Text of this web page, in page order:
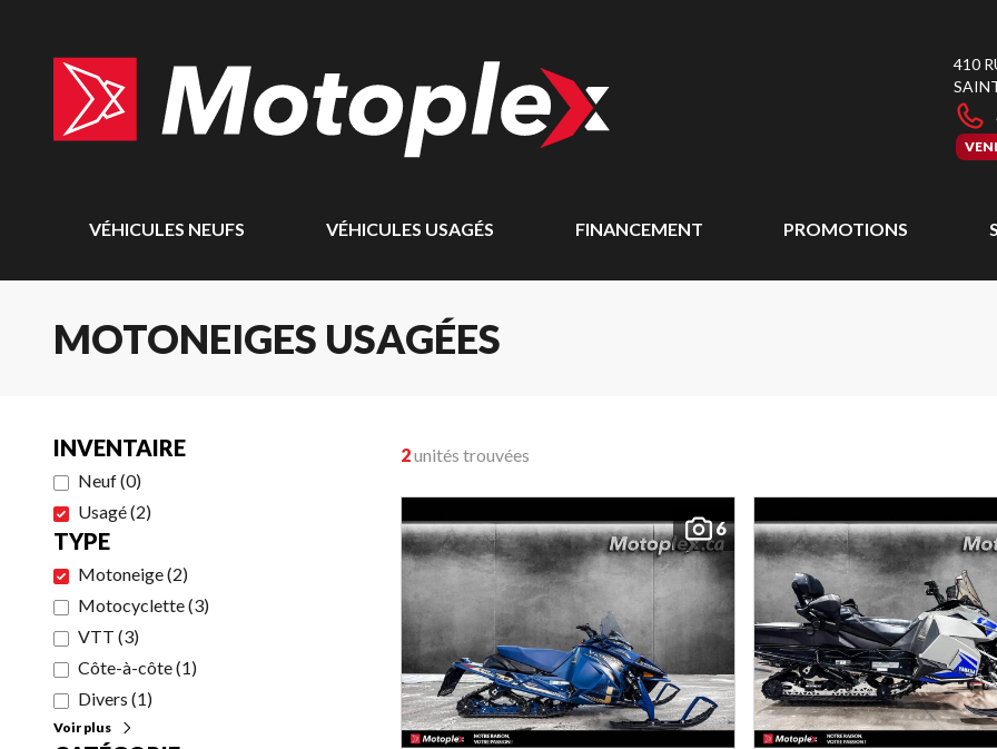
410
VÉHICULES NEUFS VÉHICULES USAGÉS FINANCEMENT PROMOTIONS
MOTONEIGES USAGÉES
INVENTAIRE
Neuf(0)
Usagé(2)
TYPE
Motoneige(2)
Motocyclette(3)
VTT (3)
Côte-à-côte(1)
Divers (1)
Voir plus
2unités trouvées
6